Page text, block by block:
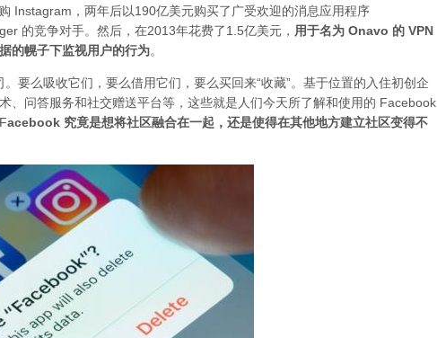
Instagram，两年后以190亿美元购买了广受欢迎的消息应用程序
的竞争对手。然后，在2013年花费了1.5亿美元， 用于名为 Onavo 的 VPN
的幌子下监视用户的行为。
要么吸收它们，要么借用它们，要么买回来“收藏”。基于位置的入住初创企
、问答服务和社交赠送平台等，这些就是人们今天所了解和使用的 Facebook
Facebook 究竟是想将社区融合在一起，还是使得在其他地方建立社区变得不